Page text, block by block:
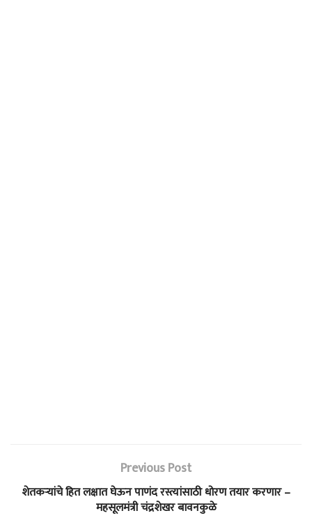
Previous Post
शेतकऱ्यांचे हित लक्षात घेऊन पाणंद रस्त्यांसाठी धोरण तयार करणार –
महसूलमंत्री चंद्रशेखर बावनकुळे